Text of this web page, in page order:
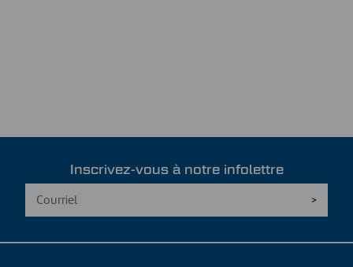
Inscrivez-vous à notre infolettre